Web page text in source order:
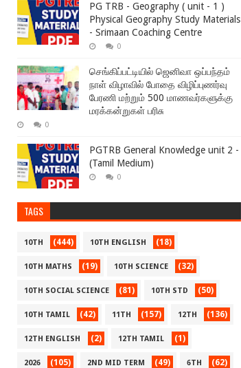
PG TRB - Geography ( unit - 1 )
Physical Geography Study Materials
- Srimaan Coaching Centre
0
செங்கிப்பட்டியில் ஜெனிவா ஒப்பந்தம்
நாள் விழாவில் போதை விழிப்புணர்வு
பேரணி மற்றும் 500 மாணவர்களுக்கு
மரக்கன்றுகள் பரிசு
0
PGTRB General Knowledge unit 2 -
(Tamil Medium)
0
TAGS
10TH (444) 10TH ENGLISH (18)
10TH MATHS (19) 10TH SCIENCE (32)
10TH SOCIAL SCIENCE (81) 10TH STD (50)
10TH TAMIL (42) 11TH (157) 12TH (136)
12TH ENGLISH (2) 12TH TAMIL (1)
2026 (105) 2ND MID TERM (49) 6TH (62)